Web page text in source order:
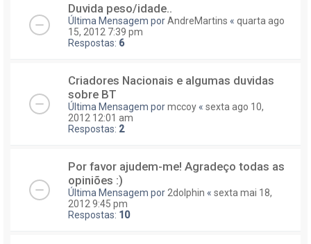
Duvida peso/idade..
Última Mensagem porAndreMartins « quarta ago
15, 2012 7:39 pm
Respostas: 6
Criadores Nacionais e algumas duvidas
sobre BT
Última Mensagem pormccoy « sexta ago 10,
2012 12:01 am
Respostas: 2
Por favor ajudem-me! Agradeço todas as
opiniões :)
Última Mensagem por 2dolphin « sexta mai 18,
2012 9:45 pm
Respostas: 10